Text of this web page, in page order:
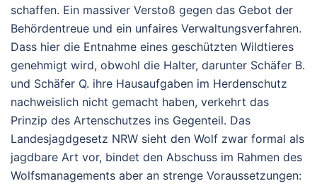
schaffen. Ein massiver Verstoß gegen das Gebot der
Behördentreue und ein unfaires Verwaltungsverfahren.
Dass hier die Entnahme eines geschützten Wildtieres
genehmigt wird, obwohl die Halter, darunter Schäfer B.
und Schäfer Q. ihre Hausaufgaben im Herdenschutz
nachweislich nicht gemacht haben, verkehrt das
Prinzip des Artenschutzes ins Gegenteil. Das
Landesjagdgesetz NRW sieht den Wolf zwar formal als
jagdbare Art vor, bindet den Abschuss im Rahmen des
Wolfsmanagements aber an strenge Voraussetzungen: